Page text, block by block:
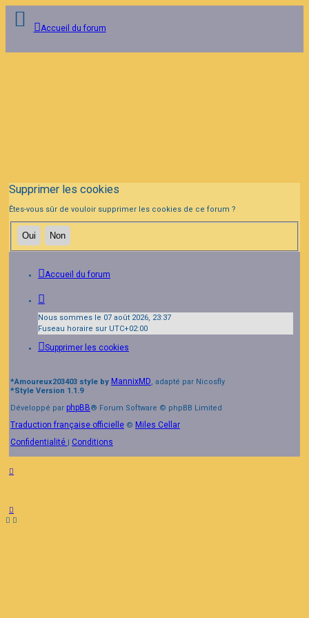
Accueil du forum
Supprimer les cookies
Êtes-vous sûr de vouloir supprimer les cookies de ce forum ?
Accueil du forum
Nous sommes le 07 août 2026, 23:37
Fuseau horaire sur UTC+02:00
Supprimer les cookies
*Amoureux203403 style by MannixMD, adapté par Nicosfly
*Style Version 1.1.9
Développé par phpBB® Forum Software © phpBB Limited
Traduction française officielle © Miles Cellar
Confidentialité
Conditions